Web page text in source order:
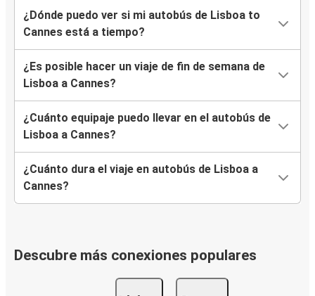
¿Dónde puedo ver si mi autobús de Lisboa to
Cannes está a tiempo?
¿Es posible hacer un viaje de fin de semana de
Lisboa a Cannes?
¿Cuánto equipaje puedo llevar en el autobús de
Lisboa a Cannes?
¿Cuánto dura el viaje en autobús de Lisboa a
Cannes?
Descubre más conexiones populares